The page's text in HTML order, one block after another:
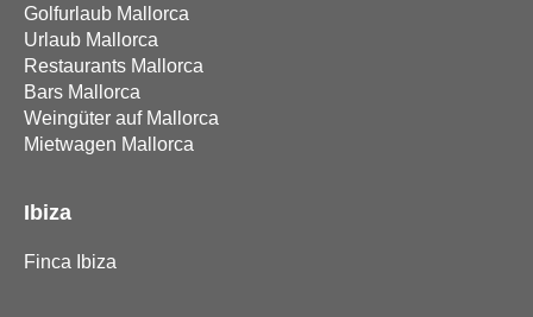
Golfurlaub Mallorca
Urlaub Mallorca
Restaurants Mallorca
Bars Mallorca
Weingüter auf Mallorca
Mietwagen Mallorca
Ibiza
Finca Ibiza